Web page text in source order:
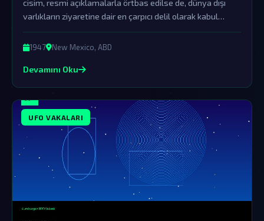
cisim, resmi açıklamalarla örtbas edilse de, dünya dışı
varlıkların ziyaretine dair en çarpıcı delil olarak kabul
ediliyor.
1947 New Mexico, ABD
Devamını Oku
UFO VAKALARI